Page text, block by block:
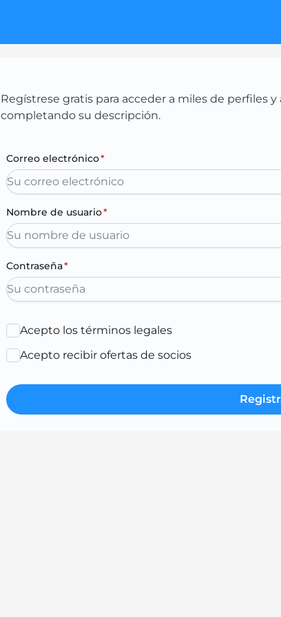
Regístrese gratis para acceder a miles de perfiles
completando su descripción.
Correo electrónico*
Nombre de usuario*
Contraseña*
Acepto los términos legales
Acepto recibir ofertas de socios